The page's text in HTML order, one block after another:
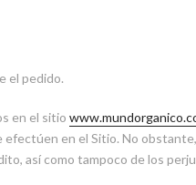
el pedido.
en el sitio
efectúen en el Sitio. No
así como tampoco de los